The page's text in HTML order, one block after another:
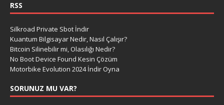
RSS
Silkroad Private Sbot İndir
Kuantum Bilgisayar Nedir, Nasıl Çalışır?
Bitcoin Silinebilir mi, Olasılığı Nedir?
No Boot Device Found Kesin Çözüm
Motorbike Evolution 2024 İndir Oyna
SORUNUZ MU VAR?